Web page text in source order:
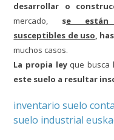
desarrollar o
mercado, se están
susceptibles de uso,
muchos casos.
La propia ley que busca
este suelo a resultar
inventario suelo
suelo industrial